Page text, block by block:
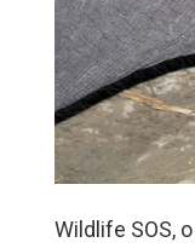
Wildlife SOS,